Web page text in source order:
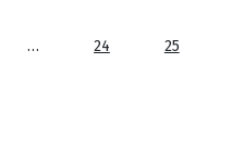
… 24 25